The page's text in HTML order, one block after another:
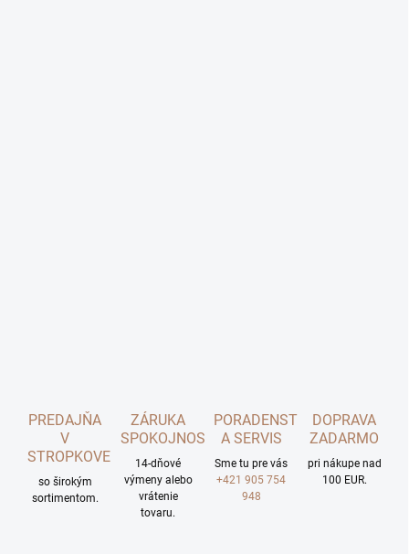
PREDAJŇA
V
STROPKOVE
so širokým
sortimentom.
ZÁRUKA
SPOKOJNOSTI
14-dňové
výmeny alebo
vrátenie
tovaru.
PORADENSTVO
A SERVIS
Sme tu pre vás
+421 905 754
948
DOPRAVA
ZADARMO
pri nákupe nad
100 EUR.